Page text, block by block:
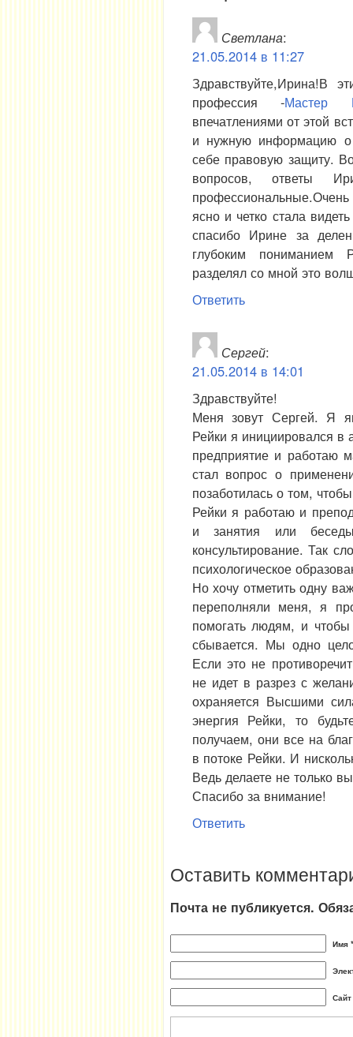
Светлана:
21.05.2014 в 11:27
Здравствуйте,Ирина!В
профессия -Мастер
впечатлениями от этой
и нужную информацию о
себе правовую защиту.
вопросов, ответы
ясно и четко стала
спасибо Ирине за
глубоким пониманием
разделял со мной это
Ответить
Сергей:
21.05.2014 в 14:01
Здравствуйте!
Меня зовут Сергей. Я
Рейки я инициировался в
предприятие и работаю
стал вопрос о
позаботилась о том,
Рейки я работаю и
и занятия или
консультирование. Так
психологическое
Но хочу отметить одну
переполняли меня, я
помогать людям, и
сбывается. Мы одно
Если это не
не идет в разрез с
охраняется Высшими
энергия Рейки, то
получаем, они все на
в потоке Рейки. И
Ведь делаете не только
Спасибо за внимание!
Ответить
Оставить
Почта не публикуется.
Имя *
Сайт